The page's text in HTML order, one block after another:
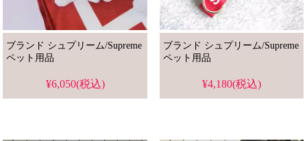
ブランド シュプリーム/Supreme
ペット用品
¥6,050(税込)
ブランド シュプリーム/Supreme
ペット用品
¥4,180(税込)